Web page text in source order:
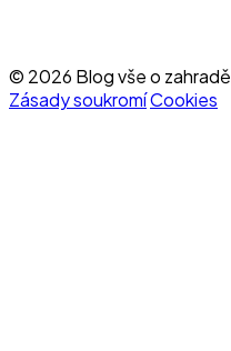
© 2026 Blog vše o zahradě
Zásady soukromíCookies